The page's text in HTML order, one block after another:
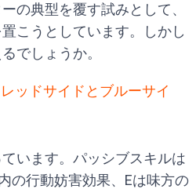
の典型を覆す試みとして、
こうとしています。しかし
でしょうか。
ッドサイドとブルーサイ
います。パッシブスキルは
の行動妨害効果、Eは味方の